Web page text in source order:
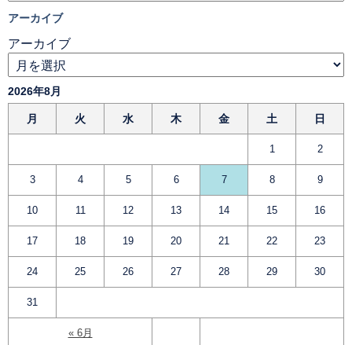
アーカイブ
アーカイブ
2026年8月
月 火 水 木 金 土 日
« 6月
1 2
3 4 5 6 7 8 9
10 11 12 13 14 15 16
17 18 19 20 21 22 23
24 25 26 27 28 29 30
31